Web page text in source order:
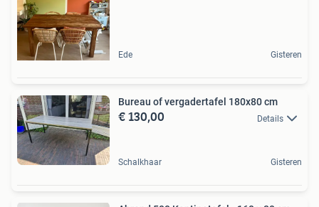
Ede Gisteren
Bureau of vergadertafel 180x80 cm
€ 130,00 Details
Schalkhaar Gisteren